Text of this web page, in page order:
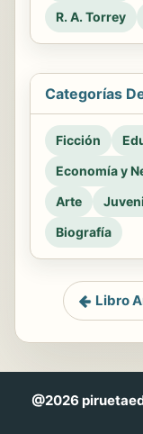
R. A. Torrey
Categorías
Ficción
Economía y
Arte
Biografía
Libro
@2026